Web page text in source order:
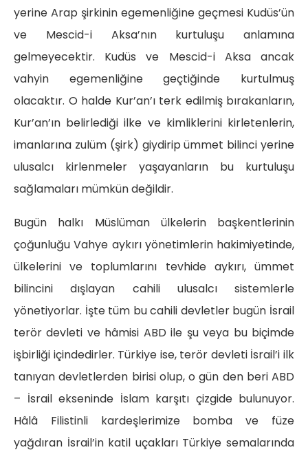
yerine Arap şirkinin egemenliğine geçmesi Kudüs’ün
ve Mescid-i Aksa’nın kurtuluşu anlamına
gelmeyecektir. Kudüs ve Mescid-i Aksa ancak
vahyin egemenliğine geçtiğinde kurtulmuş
olacaktır. O halde Kur’an’ı terk edilmiş bırakanların,
Kur’an’ın belirlediği ilke ve kimliklerini kirletenlerin,
imanlarına zulüm (şirk) giydirip ümmet bilinci yerine
ulusalcı kirlenmeler yaşayanların bu kurtuluşu
sağlamaları mümkün değildir.
Bugün halkı Müslüman ülkelerin başkentlerinin
çoğunluğu Vahye aykırı yönetimlerin hakimiyetinde,
ülkelerini ve toplumlarını tevhide aykırı, ümmet
bilincini dışlayan cahili ulusalcı sistemlerle
yönetiyorlar. İşte tüm bu cahili devletler bugün İsrail
terör devleti ve hâmisi ABD ile şu veya bu biçimde
işbirliği içindedirler. Türkiye ise, terör devleti İsrail’i ilk
tanıyan devletlerden birisi olup, o gün den beri ABD
– İsrail ekseninde İslam karşıtı çizgide bulunuyor.
Hâlâ Filistinli kardeşlerimize bomba ve füze
yağdıran İsrail’in katil uçakları Türkiye semalarında